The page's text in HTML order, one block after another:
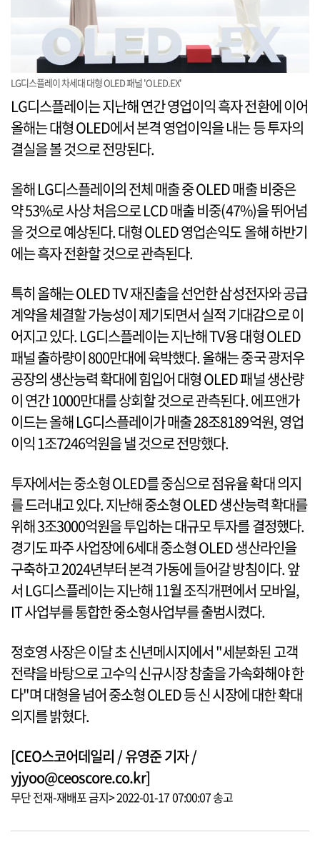
LG디스플레이 차세대 대형 OLED 패널 'OLED.EX'
LG디스플레이는 지난해 연간 영업이익 흑자 전환에 이어
올해는 대형 OLED에서 본격 영업이익을 내는 등 투자의
결실을 볼 것으로 전망된다.
올해 LG디스플레이의 전체 매출 중 OLED 매출 비중은
약 53%로 사상 처음으로 LCD 매출 비중(47%)을 뛰어넘
을 것으로 예상된다. 대형 OLED 영업손익도 올해 하반기
에는 흑자 전환할 것으로 관측된다.
특히 올해는 OLED TV 재진출을 선언한 삼성전자와 공급
계약을 체결할 가능성이 제기되면서 실적 기대감으로 이
어지고 있다. LG디스플레이는 지난해 TV용 대형 OLED
패널 출하량이 800만대에 육박했다. 올해는 중국 광저우
공장의 생산능력 확대에 힘입어 대형 OLED 패널 생산량
이 연간 1000만대를 상회할 것으로 관측된다. 에프앤가
이드는 올해 LG디스플레이가 매출 28조8189억원, 영업
이익 1조7246억원을 낼 것으로 전망했다.
투자에서는 중소형 OLED를 중심으로 점유율 확대 의지
를 드러내고 있다. 지난해 중소형 OLED 생산능력 확대를
위해 3조3000억원을 투입하는 대규모 투자를 결정했다.
경기도 파주 사업장에 6세대 중소형 OLED 생산라인을
구축하고 2024년부터 본격 가동에 들어갈 방침이다. 앞
서 LG디스플레이는 지난해 11월 조직개편에서 모바일,
IT 사업부를 통합한 중소형사업부를 출범시켰다.
정호영 사장은 이달 초 신년메시지에서 "세분화된 고객
전략을 바탕으로 고수익 신규시장 창출을 가속화해야 한
다"며 대형을 넘어 중소형 OLED 등 신 시장에 대한 확대
의지를 밝혔다.
[CEO스코어데일리 / 유영준 기자 /
yjyoo@ceoscore.co.kr]
무단 전재-재배포 금지> 2022-01-17 07:00:07 송고